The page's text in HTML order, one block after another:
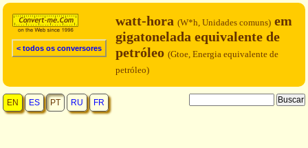
< todos os conversores
watt-hora (W*h, Unidades comuns) em
gigatonelada equivalente de
petróleo (Gtoe, Energia equivalente de
petróleo)
EN ES PT RU FR